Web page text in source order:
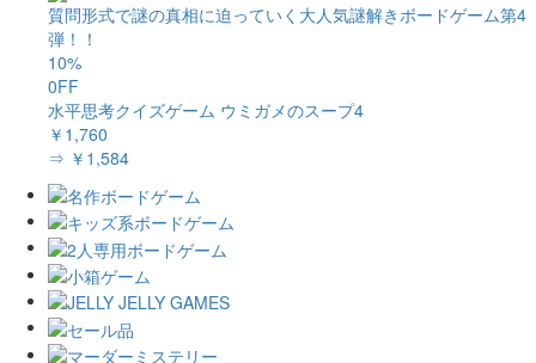
質問形式で謎の真相に迫っていく大人気謎解きボードゲーム第4
弾！！
10%
0FF
水平思考クイズゲーム ウミガメのスープ4
￥1,760
⇒ ￥1,584